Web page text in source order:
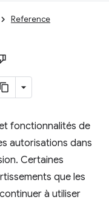
Reference
fonctionnalités de
autorisations dans
Certaines
que les
à utiliser